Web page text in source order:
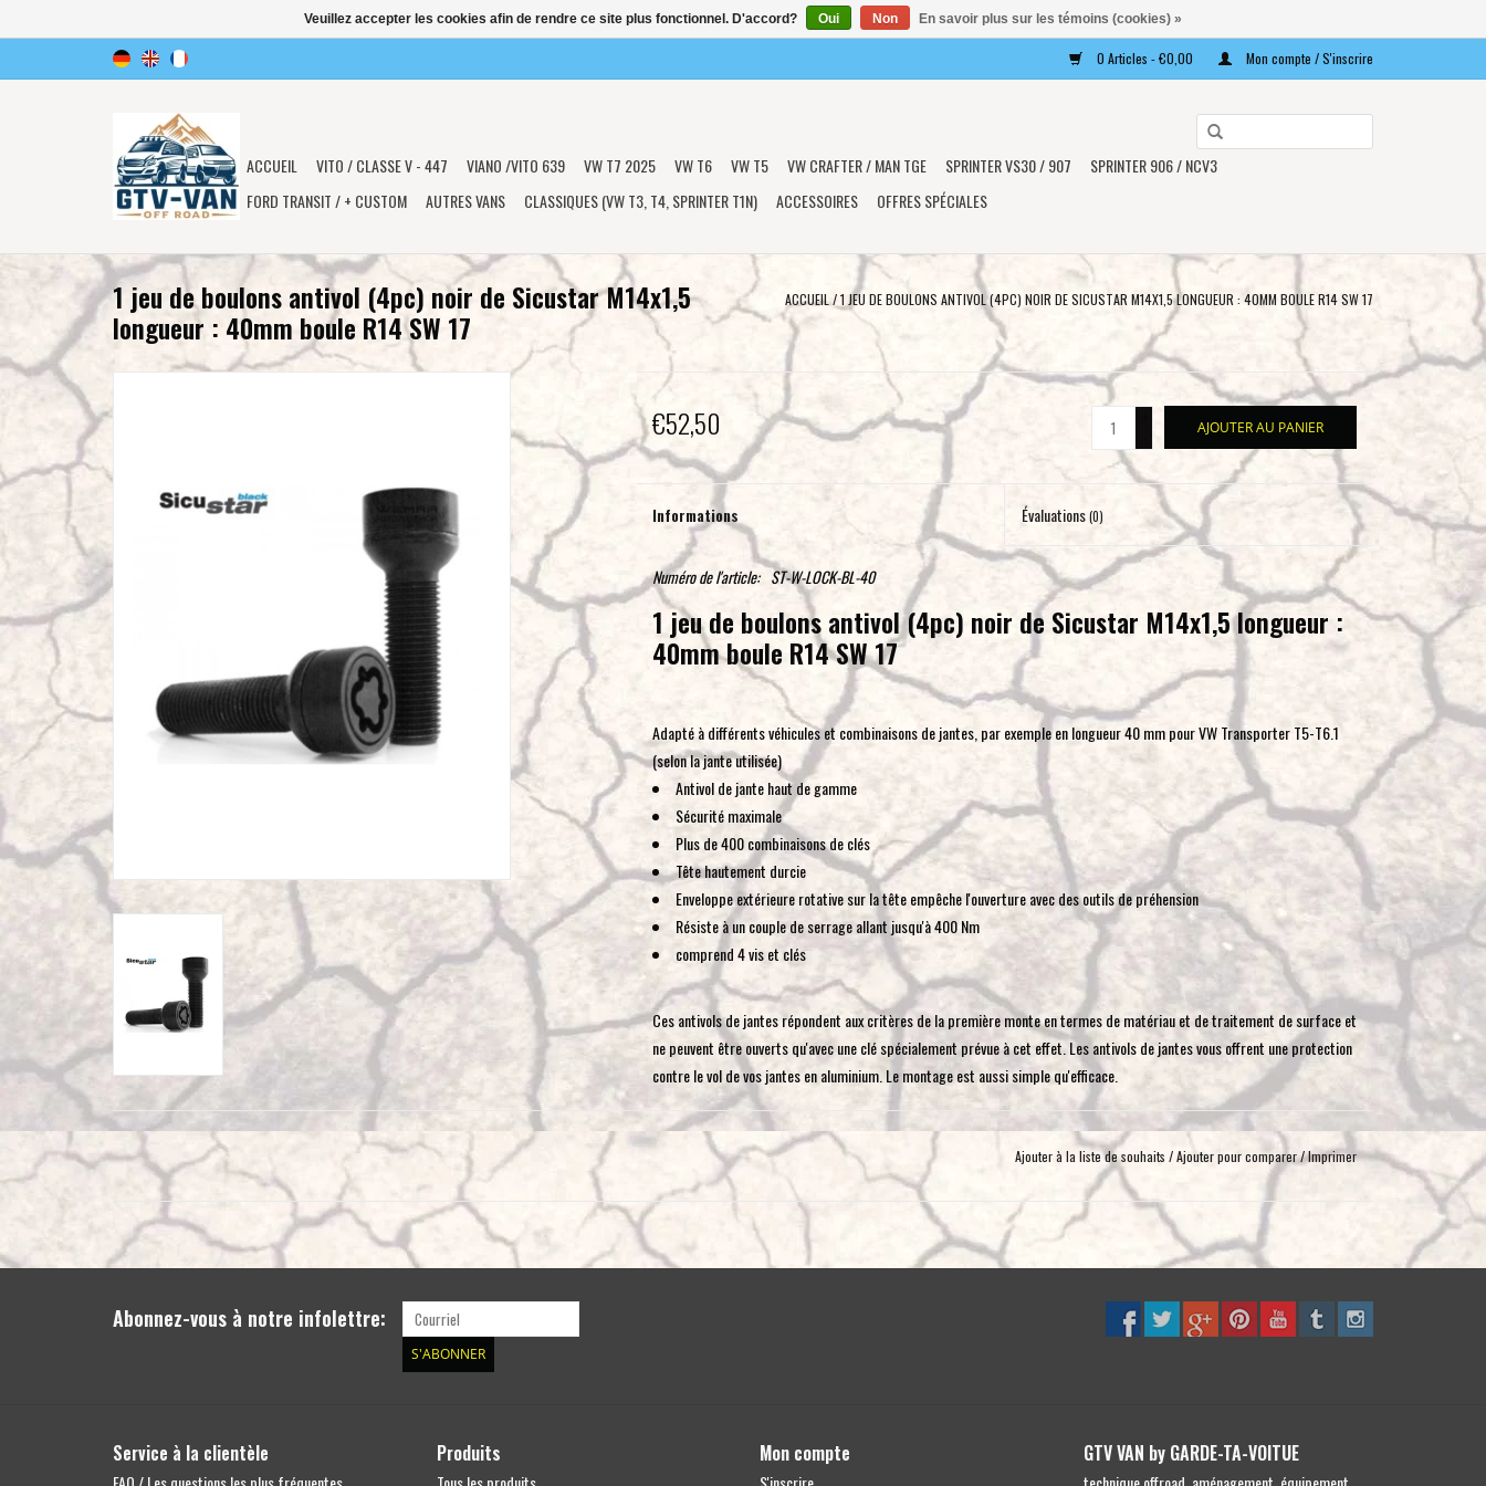
0 Articles - €0,00 Mon compte / S'inscrire
sélectionner
résultat
Entrée
pour
de
recherche
sélectionné.
Les
utilisateurs
d'appareils
tactiles
peuvent
de
gestes
tels
toucher
et
glisser.
ACCUEIL VITO / CLASSE V - 447 VIANO /VITO 639 VW T7 2025 VW T6 VW T5 VW CRAFTER / MAN TGE SPRINTER VS30 / 907
SPRINTER 906 / NCV3
FORD TRANSIT / + CUSTOM
AUTRES VANS CLASSIQUES (VW T3, T4, SPRINTER T1N) ACCESSOIRES OFFRES SPÉCIALES
1 jeu de boulons antivol (4pc) noir de Sicustar M14x1,5
longueur : 40mm boule R14 SW 17
ACCUEIL/1 JEU DE BOULONS ANTIVOL (4PC) NOIR DE SICUSTAR M14X1,5 LONGUEUR : 40MM BOULE R14 SW 17
€52,50 AJOUTER AU PANIER
Informations Évaluations(0)
Numéro de l'article: ST-W-LOCK-BL-40
1 jeu de boulons antivol (4pc) noir de Sicustar M14x1,5 longueur :
40mm boule R14 SW 17
Adapté à différents véhicules et combinaisons de jantes, par exemple en longueur 40 mm pour VW Transporter T5-T6.1
(selon la jante utilisée)
Antivol de jante haut de gamme
Sécurité maximale
Plus de 400 combinaisons de clés
Tête hautement durcie
Enveloppe extérieure rotative sur la tête empêche l'ouverture avec des outils de préhension
Résiste à un couple de serrage allant jusqu'à 400 Nm
comprend 4 vis et clés
Ces antivols de jantes répondent aux critères de la première monte en termes de matériau et de traitement de surface et
ne peuvent être ouverts qu'avec une clé spécialement prévue à cet effet. Les antivols de jantes vous offrent une protection
contre le vol de vos jantes en aluminium. Le montage est aussi simple qu'efficace.
Convient pour VW T5-T6.1 en cas d'utilisation de jantes OEM, de jantes en acier OEM, des jantes à revêtement en poudre
que nous proposons, des jantes Twin Monotube, des jantes Delta Classic et Classic B.
Disponible également en argent
Ajouter à la liste de souhaits /Ajouter pour comparer/Imprimer
Abonnez-vous à notre infolettre:
S'ABONNER
Service à la clientèle Produits Mon compte GTV VAN by GARDE-TA-VOITUE
Veuillez accepter les cookies afin de rendre ce site plus fonctionnel. D'accord? Oui Non En savoir plus sur les témoins (cookies) »